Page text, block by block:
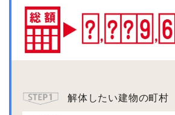
解体したい建物の町村